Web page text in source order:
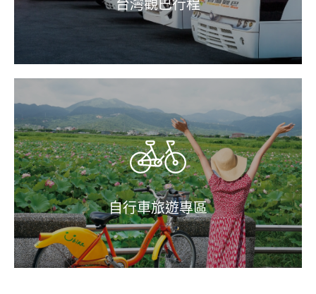
台灣觀巴行程
自行車旅遊專區